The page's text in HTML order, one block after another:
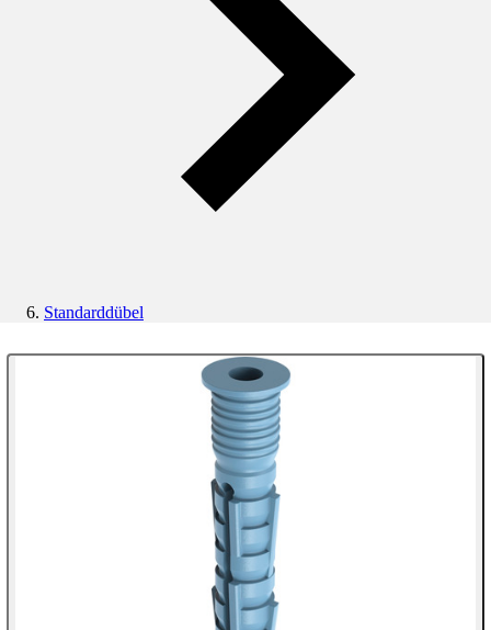
Standarddübel